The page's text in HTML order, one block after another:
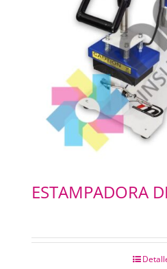
ESTAMPADORA